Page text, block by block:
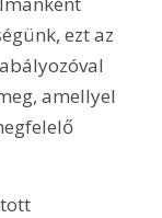
ezt az
amellyel